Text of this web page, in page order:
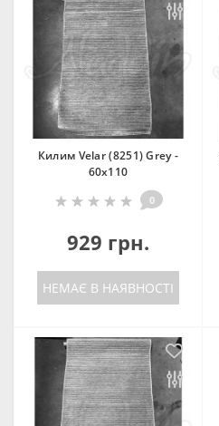
Килим Velar (8251) Grey -
60х110
0
929 грн.
НЕМАЄ В НАЯВНОСТІ